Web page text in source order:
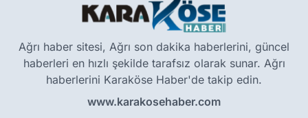
Ağrı haber sitesi, Ağrı son dakika haberlerini, güncel
haberleri en hızlı şekilde tarafsız olarak sunar. Ağrı
haberlerini Karaköse Haber'de takip edin.
www.karakosehaber.com